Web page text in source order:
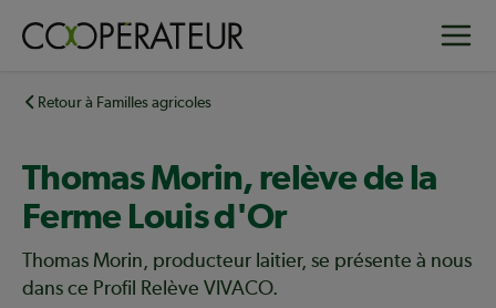
principalRetour à Familles agricoles
Thomas Morin, relève de la
Ferme Louis d'Or
Thomas Morin, producteur laitier, se présente à nous
dans ce Profil Relève VIVACO.